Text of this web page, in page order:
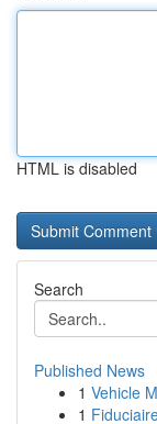
HTML is disabled
Search
Published News
1 Vehicle
1